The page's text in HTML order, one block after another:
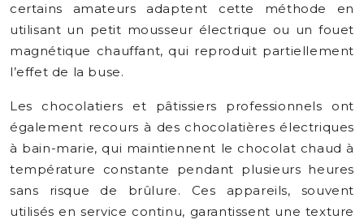
certains amateurs adaptent cette méthode en
utilisant un petit mousseur électrique ou un fouet
magnétique chauffant, qui reproduit partiellement
l’effet de la buse.
Les chocolatiers et pâtissiers professionnels ont
également recours à des chocolatières électriques
à bain-marie, qui maintiennent le chocolat chaud à
température constante pendant plusieurs heures
sans risque de brûlure. Ces appareils, souvent
utilisés en service continu, garantissent une texture